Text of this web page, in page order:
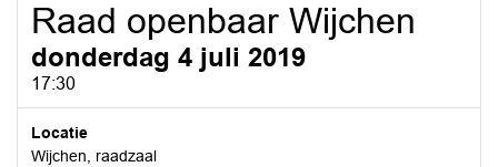
Raad openbaar Wijchen
donderdag 4 juli 2019
17:30
Locatie
Wijchen, raadzaal